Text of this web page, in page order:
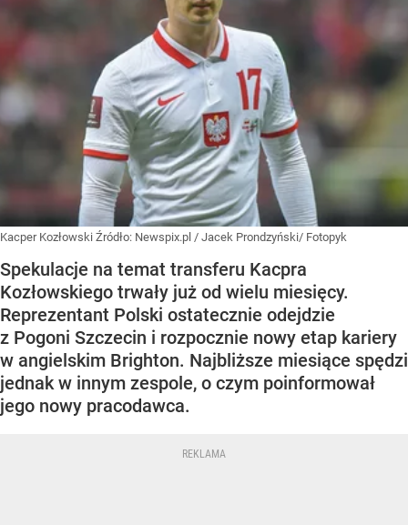
Kacper Kozłowski Źródło: Newspix.pl / Jacek Prondzyński/ Fotopyk
Spekulacje na temat transferu Kacpra
Kozłowskiego trwały już od wielu miesięcy.
Reprezentant Polski ostatecznie odejdzie
z Pogoni Szczecin i rozpocznie nowy etap kariery
w angielskim Brighton. Najbliższe miesiące spędzi
jednak w innym zespole, o czym poinformował
jego nowy pracodawca.